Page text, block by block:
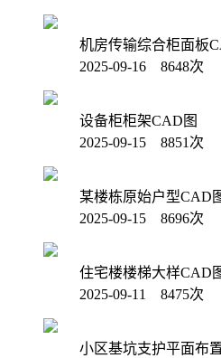
机房传输综合柜面板
2025-09-16 8648次
设备柜柜架CAD图
2025-09-15 8851次
某楼栋原始户型CAD
2025-09-15 8696次
住宅楼楼梯大样CAD
2025-09-11 8475次
小区基坑支护平面布